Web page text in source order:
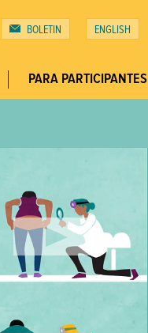
Top
Menu
BOLETIN ENGLISH
PARA PARTICIPANTES